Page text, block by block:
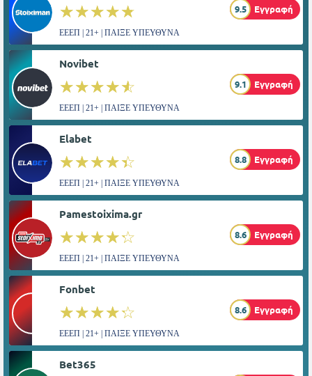
☆☆☆☆☆
★★★★★ 9.5 Εγγραφή
ΕΕΕΠ | 21+ | ΠΑΙΞΕ ΥΠΕΥΘΥΝΑ
Novibet
☆☆☆☆☆
★★★★★ 9.1 Εγγραφή
ΕΕΕΠ | 21+ | ΠΑΙΞΕ ΥΠΕΥΘΥΝΑ
Elabet
☆☆☆☆☆
★★★★★ 8.8 Εγγραφή
ΕΕΕΠ | 21+ | ΠΑΙΞΕ ΥΠΕΥΘΥΝΑ
Pamestoixima.gr
☆☆☆☆☆
★★★★★ 8.6 Εγγραφή
ΕΕΕΠ | 21+ | ΠΑΙΞΕ ΥΠΕΥΘΥΝΑ
Fonbet
☆☆☆☆☆
★★★★★ 8.6 Εγγραφή
ΕΕΕΠ | 21+ | ΠΑΙΞΕ ΥΠΕΥΘΥΝΑ
Bet365